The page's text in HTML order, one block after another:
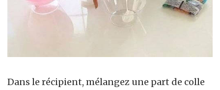
Dans le récipient, mélangez une part de colle